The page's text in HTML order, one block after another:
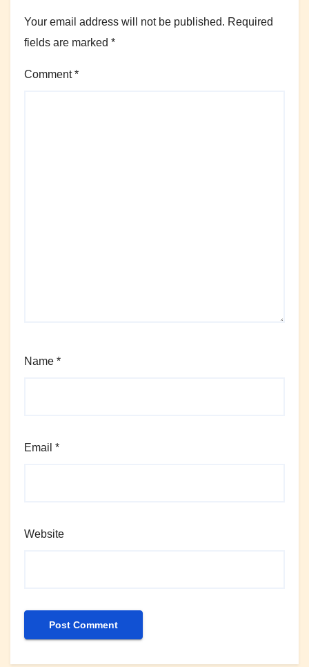
Your email address will not be published. Required
fields are marked *
Comment*
Name *
Email *
Website